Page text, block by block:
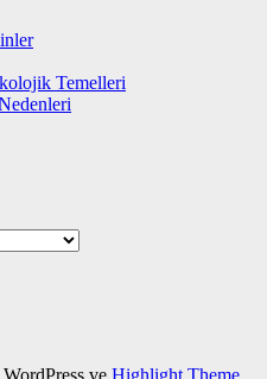
Temelleri
ve Highlight Theme